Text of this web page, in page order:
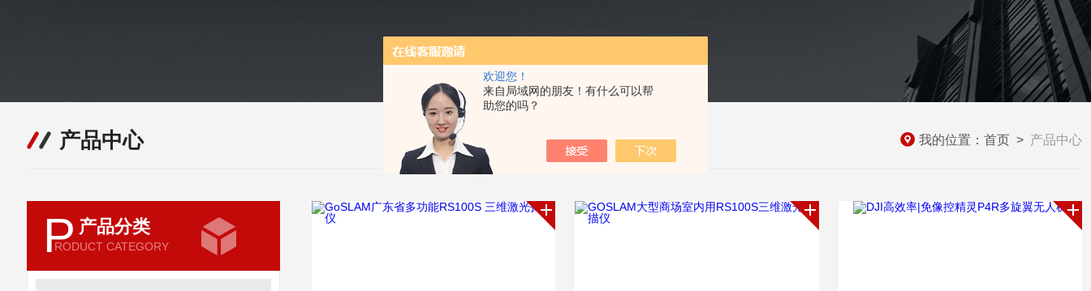
欢迎您！
来自局域网的朋友！有什么可以帮
助您的吗？
产品中心 我的位置： 首页 > 产品中心
P 产品分类
RODUCT CATEGORY